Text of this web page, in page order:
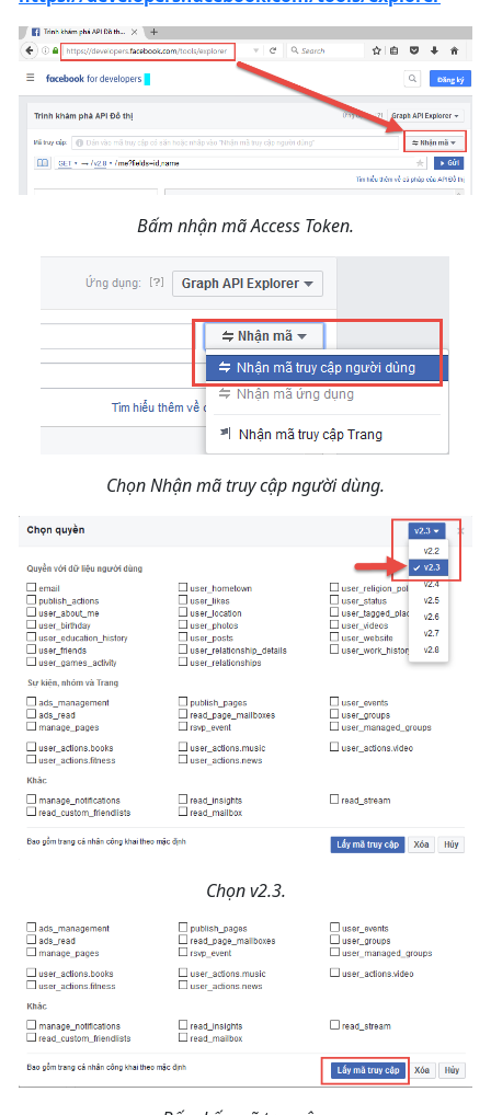
Bấm nhận mã Access Token.
Chọn Nhận mã truy cập người dùng.
Chọn v2.3.